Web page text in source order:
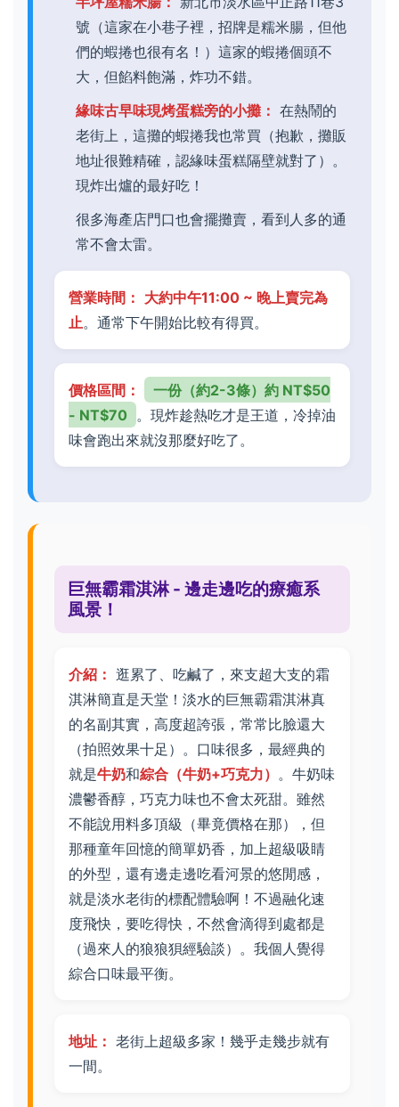
號（這家在小巷子裡，招牌是糯米腸，但他
們的蝦捲也很有名！）這家的蝦捲個頭不
大，但餡料飽滿，炸功不錯。
緣味古早味現烤蛋糕旁的小攤： 在熱鬧的
老街上，這攤的蝦捲我也常買（抱歉，攤販
地址很難精確，認緣味蛋糕隔壁就對了）。
現炸出爐的最好吃！
很多海產店門口也會擺攤賣，看到人多的通
常不會太雷。
營業時間： 大約中午11:00 ~ 晚上賣完為
止。通常下午開始比較有得買。
價格區間：
一份（約2-3條）約 NT$50
- NT$70
。現炸趁熱吃才是王道，冷掉油
味會跑出來就沒那麼好吃了。
巨無霸霜淇淋 - 邊走邊吃的療癒系
風景！
介紹： 逛累了、吃鹹了，來支超大支的霜
淇淋簡直是天堂！淡水的巨無霸霜淇淋真
的名副其實，高度超誇張，常常比臉還大
（拍照效果十足）。口味很多，最經典的
就是牛奶和綜合（牛奶+巧克力） 。牛奶味
濃鬱香醇，巧克力味也不會太死甜。雖然
不能說用料多頂級（畢竟價格在那），但
那種童年回憶的簡單奶香，加上超級吸睛
的外型，還有邊走邊吃看河景的悠閒感，
就是淡水老街的標配體驗啊！不過融化速
度飛快，要吃得快，不然會滴得到處都是
（過來人的狼狼狽經驗談）。我個人覺得
綜合口味最平衡。
地址： 老街上超級多家！幾乎走幾步就有
一間。